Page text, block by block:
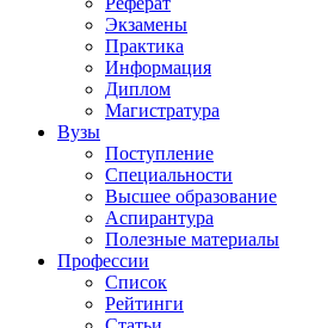
Экзамены
Практика
Информация
Диплом
Магистратура
Вузы
Поступление
Специальности
Высшее образование
Аспирантура
Полезные материалы
Профессии
Список
Рейтинги